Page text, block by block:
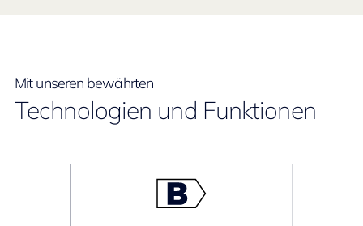
Mit unseren bewährten
Technologien und Funktionen